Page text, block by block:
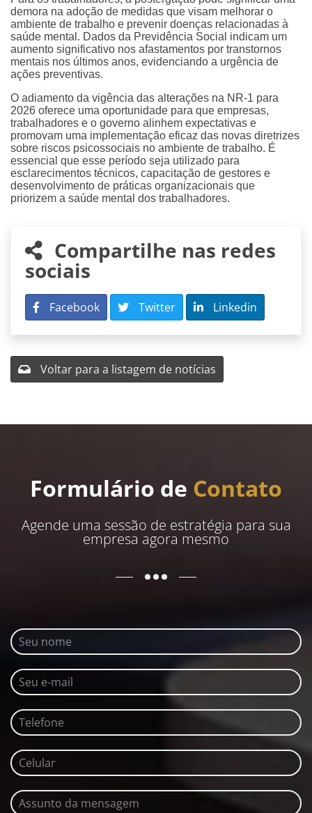
demora na adoção de medidas que visam melhorar o
ambiente de trabalho e prevenir doenças relacionadas à
saúde mental. Dados da Previdência Social indicam um
aumento significativo nos afastamentos por transtornos
mentais nos últimos anos, evidenciando a urgência de
ações preventivas.
O adiamento da vigência das alterações na NR-1 para
2026 oferece uma oportunidade para que empresas,
trabalhadores e o governo alinhem expectativas e
promovam uma implementação eficaz das novas diretrizes
sobre riscos psicossociais no ambiente de trabalho. É
essencial que esse período seja utilizado para
esclarecimentos técnicos, capacitação de gestores e
desenvolvimento de práticas organizacionais que
priorizem a saúde mental dos trabalhadores.
Compartilhe nas redes
sociais
Facebook Twitter Linkedin
Voltar para a listagem de notícias
Formulário de Contato
Agende uma sessão de estratégia para sua
empresa agora mesmo